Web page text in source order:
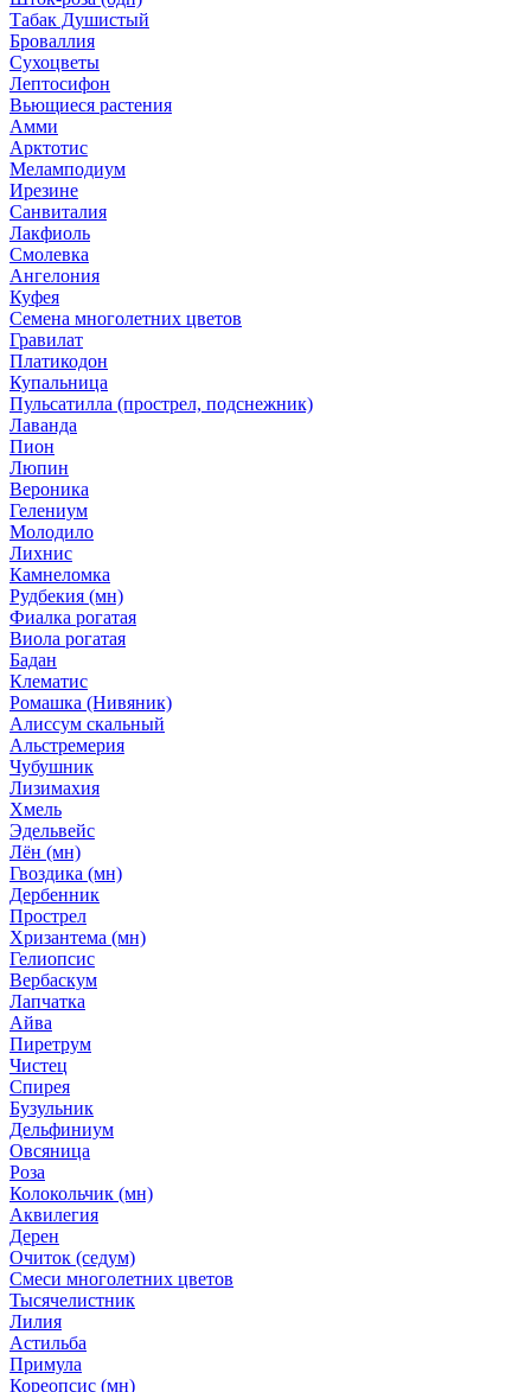
Табак Душистый
Броваллия
Сухоцветы
Лептосифон
Вьющиеся растения
Амми
Арктотис
Меламподиум
Ирезине
Санвиталия
Лакфиоль
Смолевка
Ангелония
Куфея
Семена многолетних цветов
Гравилат
Платикодон
Купальница
Пульсатилла (прострел, подснежник)
Лаванда
Пион
Люпин
Вероника
Гелениум
Молодило
Лихнис
Камнеломка
Рудбекия (мн)
Фиалка рогатая
Виола рогатая
Бадан
Клематис
Ромашка (Нивяник)
Алиссум скальный
Альстремерия
Чубушник
Лизимахия
Хмель
Эдельвейс
Лён (мн)
Гвоздика (мн)
Дербенник
Прострел
Хризантема (мн)
Гелиопсис
Вербаскум
Лапчатка
Айва
Пиретрум
Чистец
Спирея
Бузульник
Дельфиниум
Овсяница
Роза
Колокольчик (мн)
Аквилегия
Дерен
Очиток (седум)
Смеси многолетних цветов
Тысячелистник
Лилия
Астильба
Примула
Кореопсис (мн)